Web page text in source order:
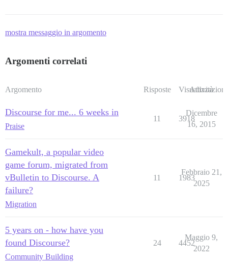
mostra messaggio in argomento
Argomenti correlati
Argomento Risposte Visualizzazioni
Attività
Discourse for me... 6 weeks in
Praise
11 3918
Dicembre
16, 2015
Gamekult, a popular video
game forum, migrated from
vBulletin to Discourse. A
failure?
Migration
11 1983
Febbraio 21,
2025
5 years on - how have you
found Discourse?
Community Building
24 4452
Maggio 9,
2022